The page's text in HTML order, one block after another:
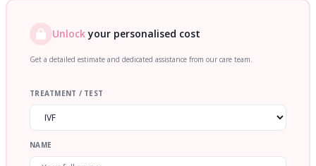
Unlockyour personalised cost
Get a detailed estimate and dedicated assistance from our care team.
TREATMENT / TEST
NAME